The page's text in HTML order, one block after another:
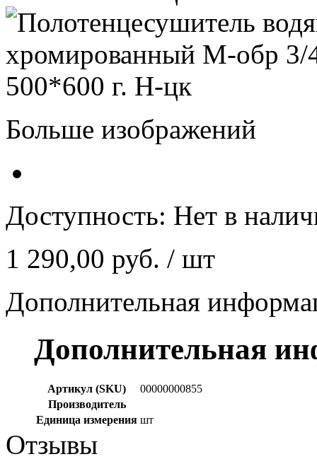
Больше изображений
Доступность: Нет в
1 290,00 руб. / шт
Дополнительная
Дополнительная
Артикул (SKU)
00000000855
Производитель
Единица измерения шт
Отзывы